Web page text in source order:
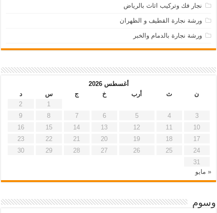
نجار فك وتركيب اثاث بالرياض
ورشة نجارة القطيف و الظهران
ورشة نجارة بالدمام والخبر
أغسطس 2026
ن
ث أرب خ ج س
د
1
2
3
4
5
6
7
8
9
10
11
12
13
14
15
16
17
18
19
20
21
22
23
24
25
26
27
28
29
30
31
« مايو
وسوم